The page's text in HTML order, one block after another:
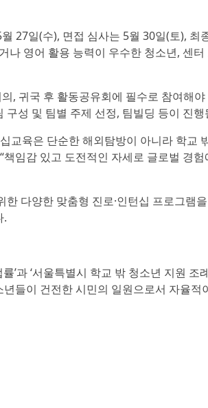
27일(수), 면접 심사는 5월 30일(토), 최
영어 활용 능력이 우수한 청소년, 센
, 귀국 후 활동공유회에 필수로 참여해
성 및 팀별 주제 선정, 팀빌딩 등이 진행
교육은 단순한 해외탐방이 아니라 학교
임감 있고 도전적인 자세로 글로벌 경
다양한 맞춤형 진로·인턴십 프로그램
.
과 ‘서울특별시 학교 밖 청소년 지원 조
들이 건전한 시민의 일원으로서 자율적